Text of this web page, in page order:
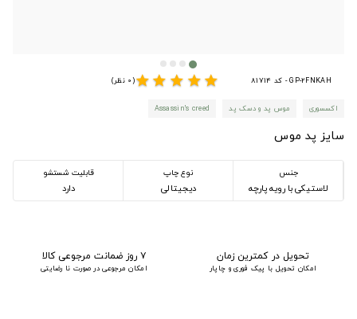
GP-2FNKAH - کد 81714 star
star
star
star
star(0 نظر)
اکسسوری موس پد و دسک پد Assassin's creed
سایز پد موس
جنس
لاستیکی با رویه پارچه
نوع چاپ
دیجیتالی
قابلیت شستشو
دارد
تحویل در کمترین زمان
امکان تحویل با پیک فوری و چاپار
۷ روز ضمانت مرجوعی کالا
امکان مرجوعی در صورت نا رضایتی